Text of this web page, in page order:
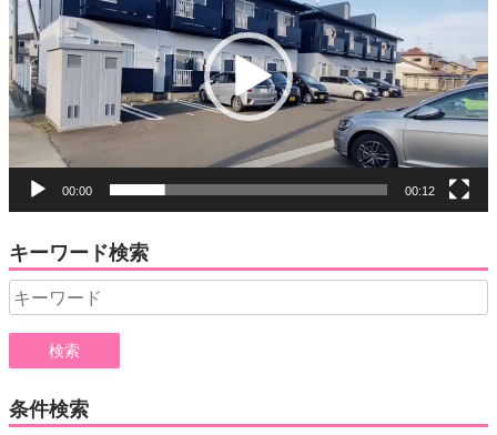
プ
レ
ー
ヤ
ー
00:00 00:12
キーワード検索
Search
for:
条件検索